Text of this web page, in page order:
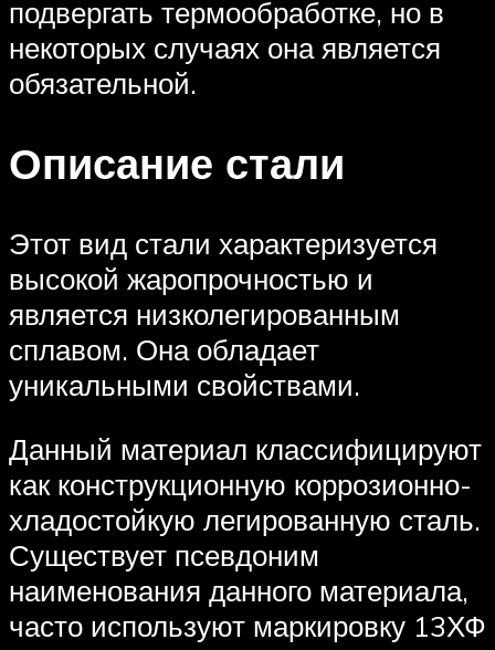
подвергать термообработке, но в
некоторых случаях она является
обязательной.
Описание стали
Этот вид стали характеризуется
высокой жаропрочностью и
является низколегированным
сплавом. Она обладает
уникальными свойствами.
Данный материал классифицируют
как конструкционную коррозионно-
хладостойкую легированную сталь.
Существует псевдоним
наименования данного материала,
часто используют маркировку 13ХФ